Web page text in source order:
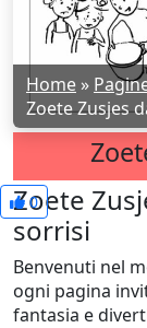
Home »
Zoete Zusjes
0
Zoete
sorrisi
Benvenuti nel
ogni pagina
fantasia e